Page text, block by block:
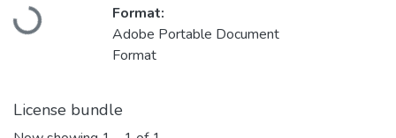
Format:
Adobe Portable Document
Format
License bundle